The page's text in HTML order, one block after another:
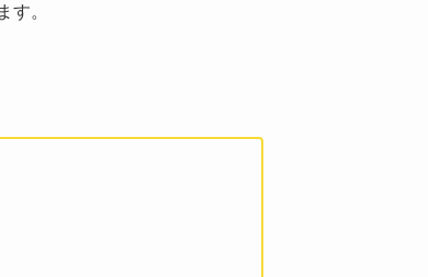
す。